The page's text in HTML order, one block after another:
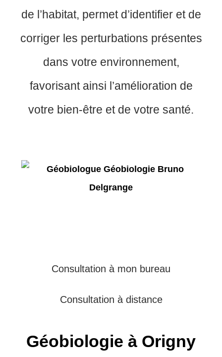
de l’habitat, permet d’identifier et de
corriger les perturbations présentes
dans votre environnement,
favorisant ainsi l’amélioration de
votre bien-être et de votre santé.
Consultation à mon bureau
Consultation à distance
Géobiologie à Origny